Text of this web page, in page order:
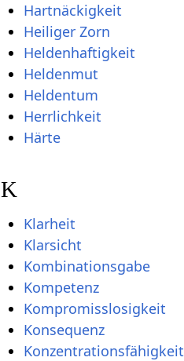
Hartnäckigkeit
Heiliger Zorn
Heldenhaftigkeit
Heldenmut
Heldentum
Herrlichkeit
Härte
K
Klarheit
Klarsicht
Kombinationsgabe
Kompetenz
Kompromisslosigkeit
Konsequenz
Konzentrationsfähigkeit